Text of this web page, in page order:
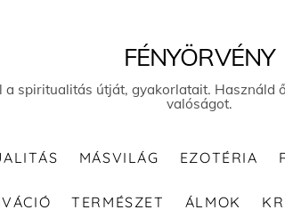
FÉNYÖRVÉNY
a spiritualitás útját, gyakorlatait. Használd
valóságot.
MÁSVILÁG EZOTÉRIA
TERMÉSZET ÁLMOK